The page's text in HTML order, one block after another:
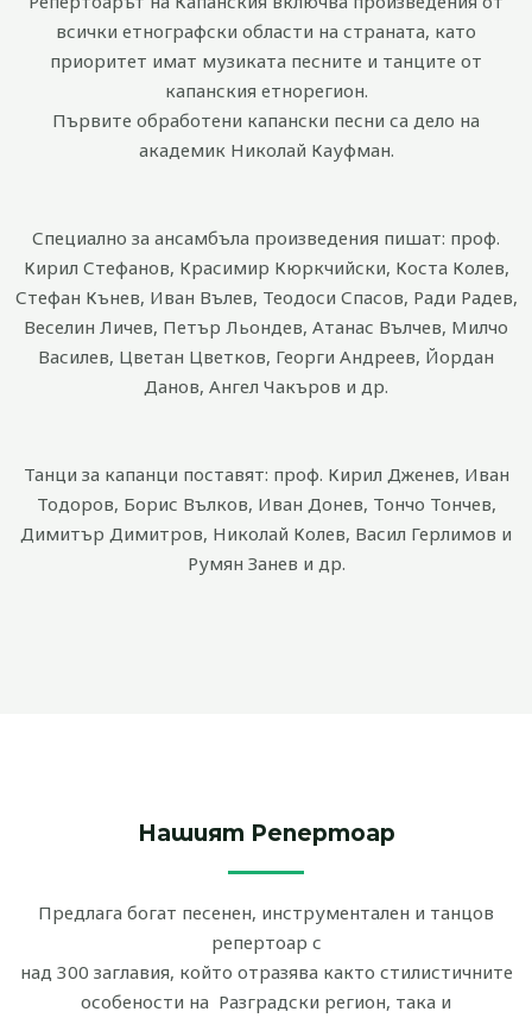
всички етнографски области на страната, като
приоритет имат музиката песните и танците от
капанския етнорегион.
Първите обработени капански песни са дело на
академик Николай Кауфман.
Специално за ансамбъла произведения пишат: проф.
Кирил Стефанов, Красимир Кюркчийски, Коста Колев,
Стефан Кънев, Иван Вълев, Теодоси Спасов, Ради Радев,
Веселин Личев, Петър Льондев, Атанас Вълчев, Милчо
Василев, Цветан Цветков, Георги Андреев, Йордан
Данов, Ангел Чакъров и др.
Танци за капанци поставят: проф. Кирил Дженев, Иван
Тодоров, Борис Вълков, Иван Донев, Тончо Тончев,
Димитър Димитров, Николай Колев, Васил Герлимов и
Румян Занев и др.
Нашият Репертоар
Предлага богат песенен, инструментален и танцов
репертоар с
над 300 заглавия, който отразява както стилистичните
особености на Разградски регион, така и